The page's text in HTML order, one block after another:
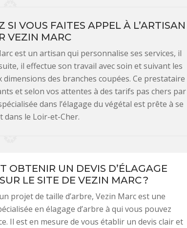
SI VOUS FAITES APPEL À L’ARTISAN
VEZIN MARC
est un artisan qui personnalise ses services, il
il effectue son travail avec soin et suivant les
des branches coupées. Ce prestataire
et selon vos attentes à des tarifs pas chers par
dans l’élagage du végétal est prête à se
dans le Loir-et-Cher.
OBTENIR UN DEVIS D’ÉLAGAGE
LE SITE DE VEZIN MARC ?
projet de taille d’arbre, Vezin Marc est une
en élagage d’arbre à qui vous pouvez
Il est en mesure de vous établir un devis clair et